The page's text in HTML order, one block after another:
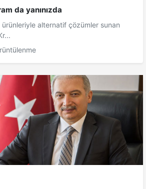
da yanınızda
alternatif çözümler sunan